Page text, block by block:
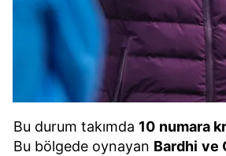
Bu durum takımda 10 numara
Bu bölgede oynayan Bardhi ve